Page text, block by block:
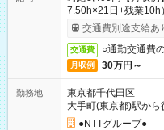
7.50h×21日+残業10h
交通費別途支給あ
交通費 ○通勤交通費
月収例 30万円～
勤務地
東京都千代田区
大手町(東京都)駅から
●NTTグループ●